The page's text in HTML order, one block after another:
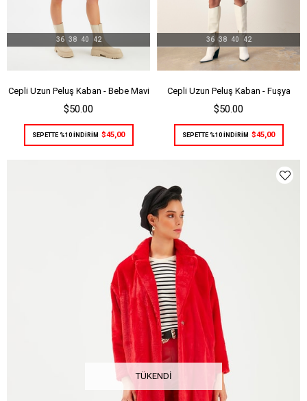
Cepli Uzun Peluş Kaban - Bebe Mavi
$50.00
36 38 40 42
SEPETTE %10 İNDİRİM $45,00
Cepli Uzun Peluş Kaban - Fuşya
$50.00
36 38 40 42
SEPETTE %10 İNDİRİM $45,00
TÜKENDI